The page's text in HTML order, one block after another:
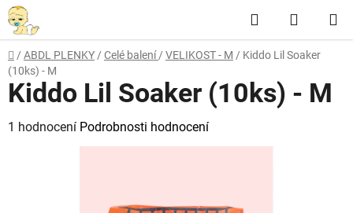
Přejít
na
obsah
Hledat
KOŠÍK
Domů
/ ABDL PLENKY / Celé balení/ VELIKOST - M / Kiddo Lil Soaker
(10ks) - M
Kiddo Lil Soaker (10ks) - M
Průměrné
1 hodnocení Podrobnosti hodnocení